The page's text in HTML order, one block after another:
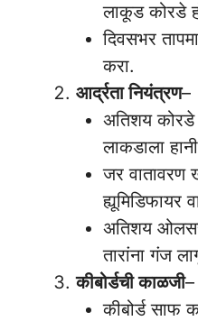
लाकूड कोरडे
दिवसभर
करा.
आर्द्रता नियंत्रण–
अतिशय कोरडे
लाकडाला
जर
ह्यूमिडिफायर
अतिशय ओलसर
तारांना गंज
कीबोर्डची काळजी–
कीबोर्ड साफ